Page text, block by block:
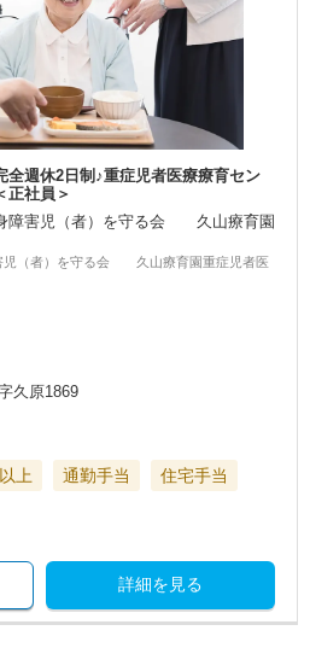
全週休2日制♪重症児者医療療育セン
正社員＞
障害児（者）を守る会 久山療育園
児（者）を守る会 久山療育園重症児者医
久原1869
上 通勤手当
住宅手当
詳細を見る